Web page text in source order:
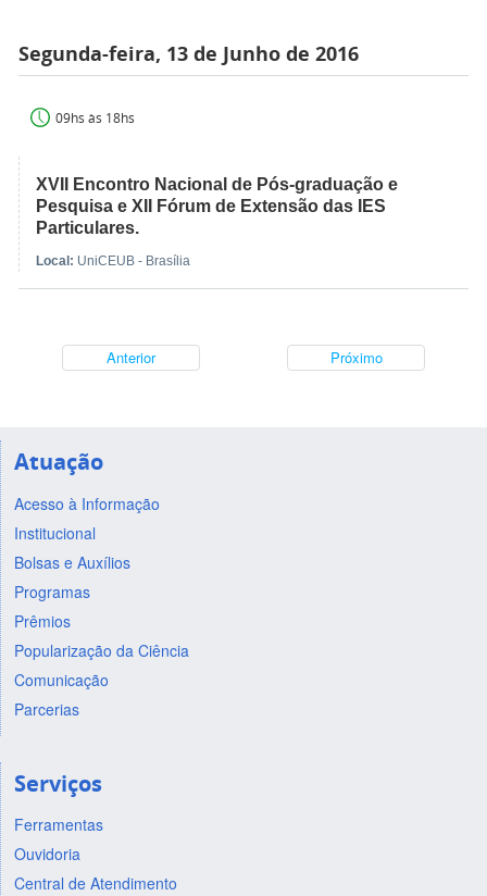
Segunda-feira, 13 de Junho de 2016
09hs às 18hs
XVII Encontro Nacional de Pós-graduação e
Pesquisa e XII Fórum de Extensão das IES
Particulares.
Local: UniCEUB - Brasília
Anterior Próximo
Atuação
Acesso à Informação
Institucional
Bolsas e Auxílios
Programas
Prêmios
Popularização da Ciência
Comunicação
Parcerias
Serviços
Ferramentas
Ouvidoria
Central de Atendimento